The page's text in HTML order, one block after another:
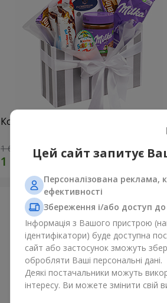
Композиція "Солодка ніжність"
1 666 грнЦей сайт запитує
Персоналізована реклама,
ефективності
Збереження і/або доступ
Інформація з Вашого пристрою
ідентифікатори) буде доступна
сайт або застосунок зможуть
обробляти Ваші персональні дані.
Деякі постачальники можуть
інтересу. Ви можете змінити свій